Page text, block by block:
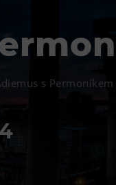
s Permoníkem